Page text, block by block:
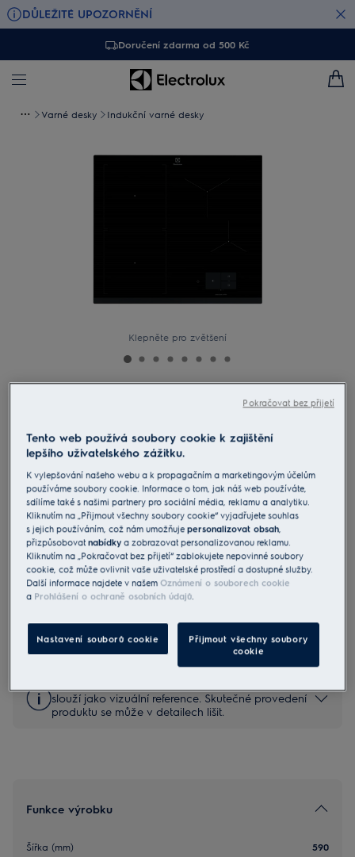
DŮLEŽITÉ UPOZORNĚNÍ
Doručení zdarma od 500 Kč
Varné desky Indukční varné desky
Klepněte pro zvětšení
Fry
5 (106)
Informační list výrobku
Benefity
800 SenseBoil® & Fry – jistota při vaření každého pokrmu.
Sense Boil & Fry – pomoc pro snadnější vaření.
Dotykový displej CookSmart usnadňuje asistované vaření.
Bezpečnostní pokyny a bezpečnostní upozornění podle
nařízení EU 2023/988 jsou uvedeny v kapitole 1 a 2
uživatelské příručky. Pro bezpečné používání výrobku si
přečtěte celý návod k použití.
slouží jako vizuální reference. Skutečné provedení
produktu se může v detailech lišit.
Funkce výrobku
Šířka (mm) 590
Tento web používá soubory cookie k zajištění
lepšího uživatelského zážitku.
K vylepšování našeho webu a k propagačním a marketingovým účelům
používáme soubory cookie. Informace o tom, jak náš web používáte,
sdílíme také s našimi partnery pro sociální média, reklamu a analytiku.
Kliknutím na „Přijmout všechny soubory cookie“ vyjadřujete souhlas
s jejich používáním, což nám umožňujepersonalizovat obsah
přizpůsobovatnabídky a zobrazovat personalizovanou reklamu.
Kliknutím na „Pokračovat bez přijetí“ zablokujete nepovinné soubory
cookie, což může ovlivnit vaše uživatelské prostředí a dostupné služby.
Další informace najdete v našemOznámení o souborech cookie
a Prohlášení o ochraně osobních údajů
Nastavení souborů cookie
Přijmout všechny soubory
cookie
Pokračovat bez přijetí